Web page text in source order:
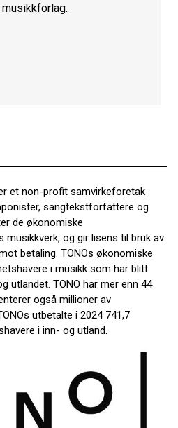
et non-profit samvirkeforetak
sangtekstforfattere og
de økonomiske
musikkverk, og gir lisens til bruk av
betaling. TONOs økonomiske
i musikk som har blitt
utlandet. TONO har mer enn 44
også millioner av
utbetalte i 2024 741,7
i inn- og utland.